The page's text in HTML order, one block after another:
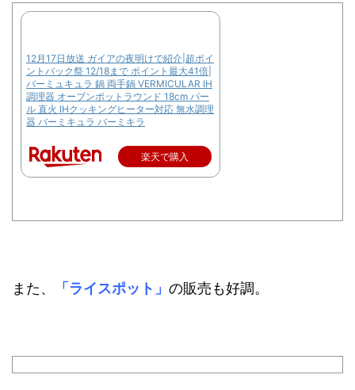
12月17日放送 ガイアの夜明けで紹介|超ポイ
ントバック祭 12/18まで ポイント最大41倍|
バーミュキュラ 鍋 両手鍋 VERMICULAR IH
調理器 オーブンポットラウンド 18cm パー
ル 直火 IHクッキングヒーター対応 無水調理
器 バーミキュラ バーミキラ
楽天で購入
また、 「ライスポット」 の販売も好調。